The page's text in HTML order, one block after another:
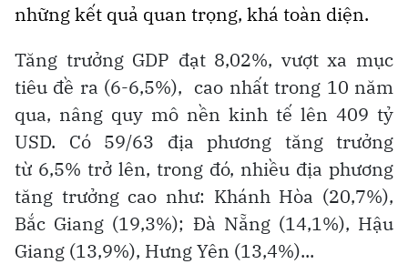
những kết quả quan trọng, khá toàn diện.
Tăng trưởng GDP đạt 8,02%, vượt xa mục
tiêu đề ra (6-6,5%), cao nhất trong 10 năm
qua, nâng quy mô nền kinh tế lên 409 tỷ
USD. Có 59/63 địa phương tăng trưởng
từ 6,5% trở lên, trong đó, nhiều địa phương
tăng trưởng cao như: Khánh Hòa (20,7%),
Bắc Giang (19,3%); Đà Nẵng (14,1%), Hậu
Giang (13,9%), Hưng Yên (13,4%)...